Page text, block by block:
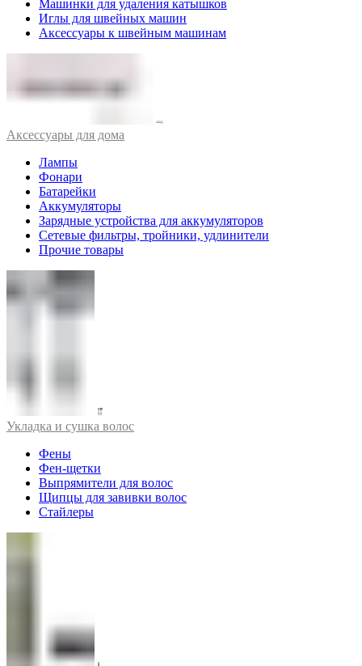
Машинки для удаления катышков
Иглы для швейных машин
Аксессуары к швейным машинам
Аксессуары для дома
Лампы
Фонари
Батарейки
Аккумуляторы
Зарядные устройства для аккумуляторов
Сетевые фильтры, тройники, удлинители
Прочие товары
Укладка и сушка волос
Фены
Фен-щетки
Выпрямители для волос
Щипцы для завивки волос
Стайлеры